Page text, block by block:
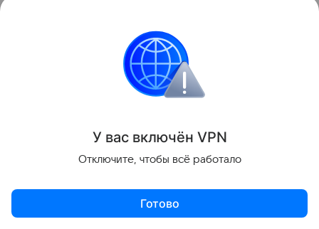
базу из 10 бортов вернулись лишь 2.
Бомбардировки Берлина продолжались до начала
сентября, пока пригодные для этого базы не
значение. Она дала военно-воздушным силам
У вас включён VPN
Отключите, чтобы всё работало
Готово